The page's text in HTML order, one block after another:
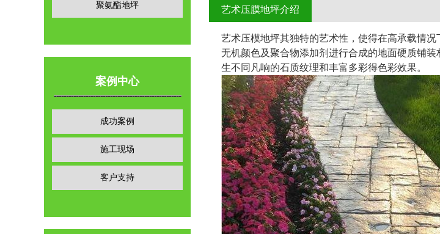
聚氨酯地坪
案例中心
成功案例
施工现场
客户支持
艺术压膜地坪介绍
艺术压模地坪其独特的艺术性，使得在高承载情
无机颜色及聚合物添加剂进行合成的地面硬质铺
生不同凡响的石质纹理和丰富多彩得色彩效果。